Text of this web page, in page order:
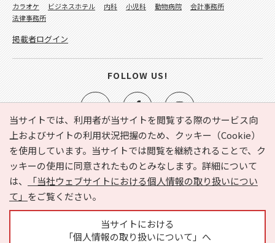
当サイトでは、利用者が当サイトを閲覧する際のサービス向
上およびサイトの利用状況把握のため、クッキー（Cookie）
を使用しています。当サイトでは閲覧を継続されることで、ク
ッキーの使用に同意されたものとみなします。詳細について
は、
「当社ウェブサイトにおける個人情報の取り扱いについ
て」 をご覧ください。
当サイトにおける
「個人情報の取り扱いについて」へ
e-NAVITA（イーナビタ）とは？ お気に入り
ヘルプ
利用規約
個人情報の取り扱いについて
運営会社
サイトマップ
広告掲載に関するお問い合わせ
カラオケ
ビジネスホテル 内科 小児科 動物病院
会計事務所
法律事務所
掲載者ログイン
FOLLOW US!